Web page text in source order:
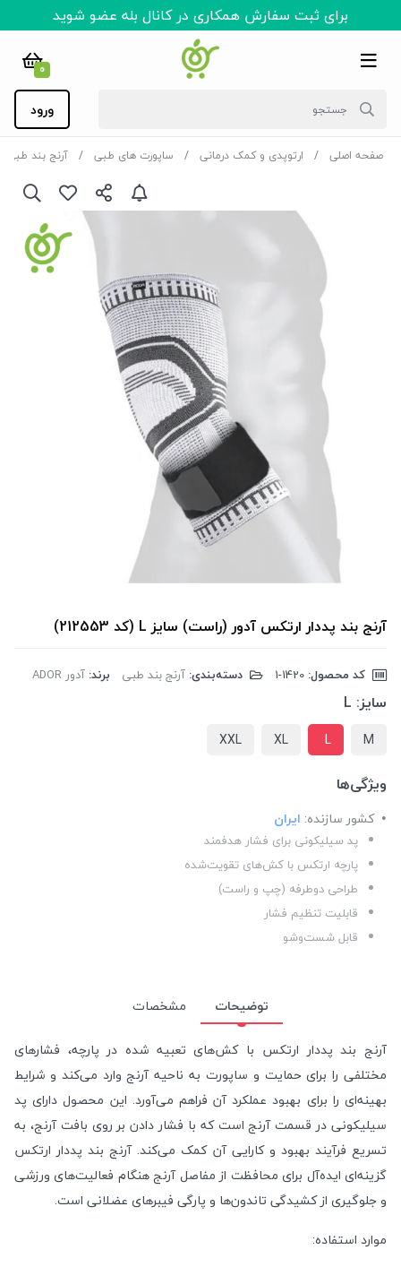
برای ثبت سفارش همکاری در کانال بله عضو شوید
0
ورود
صفحه اصلی ارتوپدی و کمک درمانی ساپورت های طبی آرنج بند طبی
آرنج بند پددار ارتکس آدور (راست) سایز L (کد 212553)
کد محصول: دسته‌بندی: آرنج بند طبی برند: آدور ADOR
سایز: L
M
L
XL
XXL
ویژگی‌ها
کشور سازنده: ایران
پد سیلیکونی برای فشار هدفمند
پارچه ارتکس با کش‌های تقویت‌شده
طراحی دوطرفه (چپ و راست)
قابلیت تنظیم فشار
قابل شست‌وشو
توضیحات
مشخصات
آرنج بند پددار ارتکس با کش‌های تعبیه شده در پارچه، فشارهای
مختلفی را برای حمایت و ساپورت به ناحیه آرنج وارد می‌کند و شرایط
بهینه‌ای را برای بهبود عملکرد آن فراهم می‌آورد. این محصول دارای پد
سیلیکونی در قسمت آرنج است که با فشار دادن بر روی بافت آرنج، به
تسریع فرآیند بهبود و کارایی آن کمک می‌کند. آرنج بند پددار ارتکس
گزینه‌ای ایده‌آل برای محافظت از مفاصل آرنج هنگام فعالیت‌های ورزشی
و جلوگیری از کشیدگی تاندون‌ها و پارگی فیبرهای عضلانی است.
موارد استفاده: